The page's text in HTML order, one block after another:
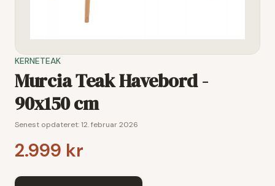
KERNETEAK
Murcia Teak Havebord -
90x150 cm
Senest opdateret:12. februar 2026
2.999 kr